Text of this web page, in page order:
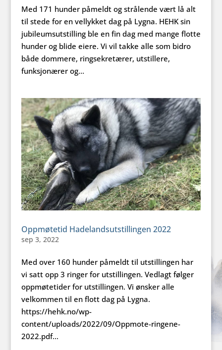
Med 171 hunder påmeldt og strålende vært lå alt
til stede for en vellykket dag på Lygna. HEHK sin
jubileumsutstilling ble en fin dag med mange flotte
hunder og blide eiere. Vi vil takke alle som bidro
både dommere, ringsekretærer, utstillere,
funksjonærer og...
Oppmøtetid Hadelandsutstillingen 2022
sep 3, 2022
Med over 160 hunder påmeldt til utstillingen har
vi satt opp 3 ringer for utstillingen. Vedlagt følger
oppmøtetider for utstillingen. Vi ønsker alle
velkommen til en flott dag på Lygna.
https://hehk.no/wp-
content/uploads/2022/09/Oppmote-ringene-
2022.pdf...